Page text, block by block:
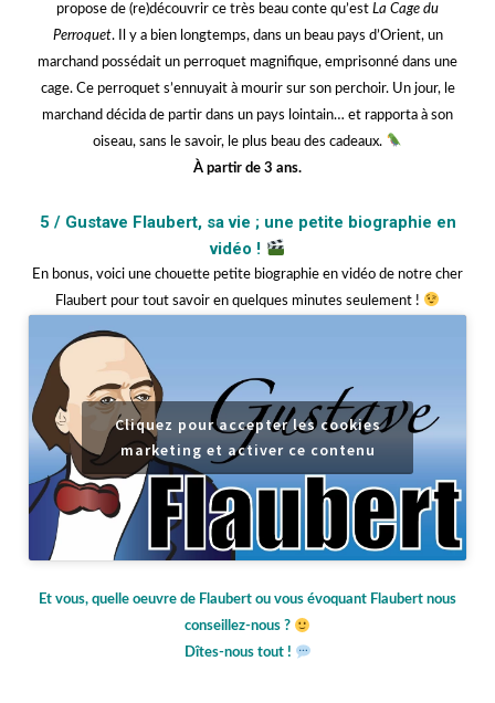
propose de (re)découvrir ce très beau conte qu’est La Cage du
Perroquet. Il y a bien longtemps, dans un beau pays d’Orient, un
marchand possédait un perroquet magnifique, emprisonné dans une
cage. Ce perroquet s’ennuyait à mourir sur son perchoir. Un jour, le
marchand décida de partir dans un pays lointain… et rapporta à son
oiseau, sans le savoir, le plus beau des cadeaux.
À partir de 3 ans.
5 / Gustave Flaubert, sa vie ; une petite biographie en
vidéo !
En bonus, voici une chouette petite biographie en vidéo de notre cher
Flaubert pour tout savoir en quelques minutes seulement !
Cliquez pour accepter les cookies
marketing et activer ce contenu
Et vous, quelle oeuvre de Flaubert ou vous évoquant Flaubert nous
conseillez-nous ?
Dîtes-nous tout !